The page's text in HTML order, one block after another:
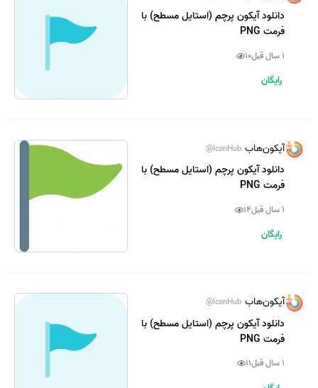
دانلود آیکون پرچم (استایل مسطح) با
فرمت PNG
1 سال قبل 10
رایگان
آیکون‌هاب @IconHub
دانلود آیکون پرچم (استایل مسطح) با
فرمت PNG
1 سال قبل 14
رایگان
آیکون‌هاب @IconHub
دانلود آیکون پرچم (استایل مسطح) با
فرمت PNG
1 سال قبل 11